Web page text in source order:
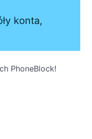
konta,
PhoneBlock!